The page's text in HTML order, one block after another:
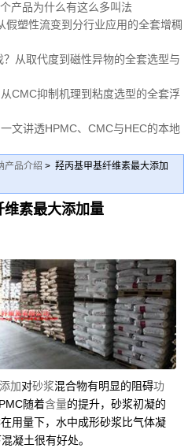
产品为什么有这么多叫法
假塑性流变到分行业应用的全套增稠
从取代度到磁性异物的全套选型与
CMC抑制机理到粘度选型的全套浮
文讲透HPMC、CMC与HEC的本地
产品介绍 > 羟丙基甲基纤维素最大添加
维素最大添加量
添加对砂浆混合物有明显的阻碍功
随着含量的提升，砂浆初凝的
用量下，水中成形砂浆比气体凝
凝土很有好处。